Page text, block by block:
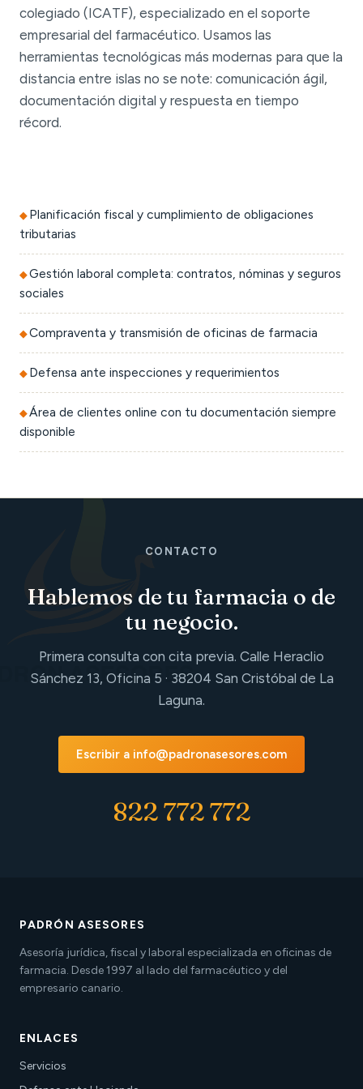
colegiado (ICATF), especializado en el soporte
empresarial del farmacéutico. Usamos las
herramientas tecnológicas más modernas para que la
distancia entre islas no se note: comunicación ágil,
documentación digital y respuesta en tiempo
récord.
Planificación fiscal y cumplimiento de obligaciones
tributarias
Gestión laboral completa: contratos, nóminas y seguros
sociales
Compraventa y transmisión de oficinas de farmacia
Defensa ante inspecciones y requerimientos
Área de clientes online con tu documentación siempre
disponible
CONTACTO
Hablemos de tu farmacia o de
tu negocio.
Primera consulta con cita previa. Calle Heraclio
Sánchez 13, Oficina 5 · 38204 San Cristóbal de La
Laguna.
Escribir a info@padronasesores.com
822 772 772
PADRÓN ASESORES
Asesoría jurídica, fiscal y laboral especializada en oficinas de
farmacia. Desde 1997 al lado del farmacéutico y del
empresario canario.
ENLACES
Servicios